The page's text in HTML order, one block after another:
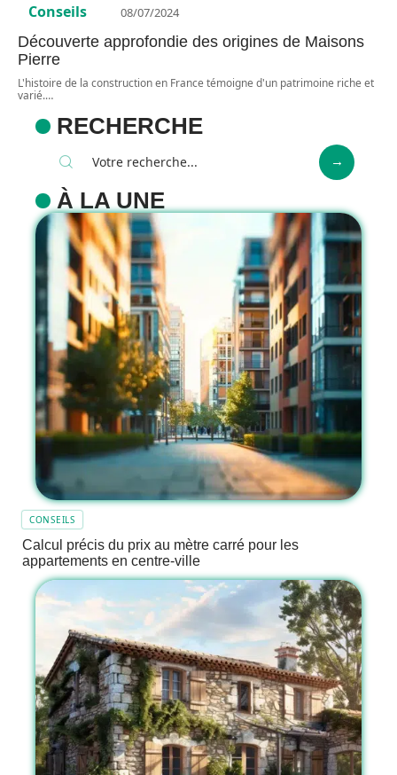
Conseils 08/07/2024
Découverte approfondie des origines de Maisons
Pierre
L'histoire de la construction en France témoigne d'un patrimoine riche et
varié.…
RECHERCHE
À LA UNE
CONSEILS
Calcul précis du prix au mètre carré pour les
appartements en centre-ville